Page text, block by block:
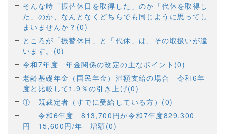
そんな時「振替休日を取得した」のか「代休を取得し
た」のか、なんとなくどちらでも同じように思ってし
まいませんか？(0)
ところが「振替休日」と「代休」は、その取扱いが違
います。(0)
令和7年度 年金関係の改定の主なポイント(0)
老齢基礎年金（国民年金）満額支給の場合 令和6年
度と比較して1.9％の引き上げ(0)
① 既裁定者（すでに受給している方）(0)
令和6年度 813,700円が令和7年度829,300
円 15,600円/年 増額(0)